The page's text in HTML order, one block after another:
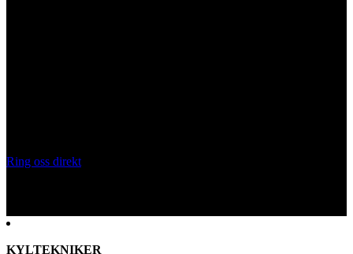
Ring oss direkt
KYLTEKNIKER